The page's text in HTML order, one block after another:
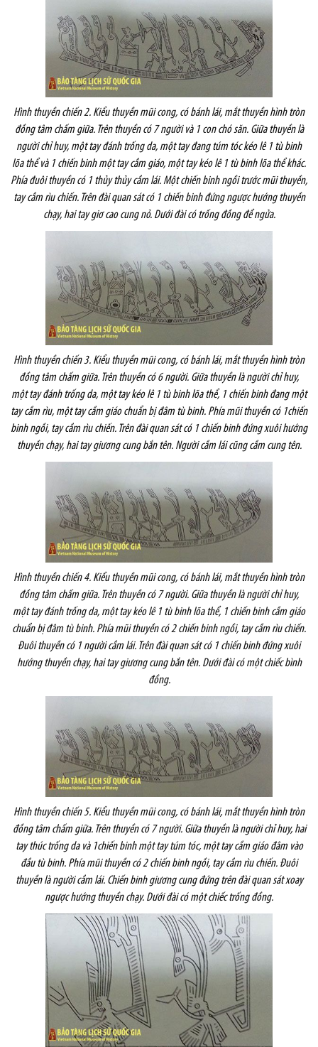
Hình thuyền chiến 2. Kiểu thuyền mũi cong, có bánh lái, mắt thuyền hình tròn
đồng tâm chấm giữa. Trên thuyền có 7 người và 1 con chó săn. Giữa thuyền là
người chỉ huy, một tay đánh trống da, một tay đang túm tóc kéo lê 1 tù binh
lõa thể và 1 chiến binh một tay cầm giáo, một tay kéo lê 1 tù binh lõa thể khác.
Phía đuôi thuyền có 1 thủy thủy cầm lái. Một chiến binh ngồi trước mũi thuyền,
tay cầm rìu chiến. Trên đài quan sát có 1 chiến binh đứng ngược hướng thuyền
chạy, hai tay giơ cao cung nỏ. Dưới đài có trống đồng để ngửa.
Hình thuyền chiến 3. Kiểu thuyền mũi cong, có bánh lái, mắt thuyền hình tròn
đồng tâm chấm giữa. Trên thuyền có 6 người. Giữa thuyền là người chỉ huy,
một tay đánh trống da, một tay kéo lê 1 tù binh lõa thể, 1 chiến binh đang một
tay cầm rìu, một tay cầm giáo chuẩn bị đâm tù binh. Phía mũi thuyền có 1chiến
binh ngồi, tay cầm rìu chiến. Trên đài quan sát có 1 chiến binh đứng xuôi hướng
thuyền chạy, hai tay giương cung bắn tên. Người cầm lái cũng cầm cung tên.
Hình thuyền chiến 4. Kiểu thuyền mũi cong, có bánh lái, mắt thuyền hình tròn
đồng tâm chấm giữa. Trên thuyền có 7 người. Giữa thuyền là người chỉ huy,
một tay đánh trống da, một tay kéo lê 1 tù binh lõa thể, 1 chiến binh cầm giáo
chuẩn bị đâm tù binh. Phía mũi thuyền có 2 chiến binh ngồi, tay cầm rìu chiến.
Đuôi thuyền có 1 người cầm lái. Trên đài quan sát có 1 chiến binh đứng xuôi
hướng thuyền chạy, hai tay giương cung bắn tên. Dưới đài có một chiếc bình
đồng.
Hình thuyền chiến 5. Kiểu thuyền mũi cong, có bánh lái, mắt thuyền hình tròn
đồng tâm chấm giữa. Trên thuyền có 7 người. Giữa thuyền là người chỉ huy, hai
tay thúc trống da và 1chiến binh một tay túm tóc, một tay cầm giáo đâm vào
đầu tù binh. Phía mũi thuyền có 2 chiến binh ngồi, tay cầm rìu chiến. Đuôi
thuyền là người cầm lái. Chiến binh giương cung đứng trên đài quan sát xoay
ngược hướng thuyền chạy. Dưới đài có một chiếc trống đồng.